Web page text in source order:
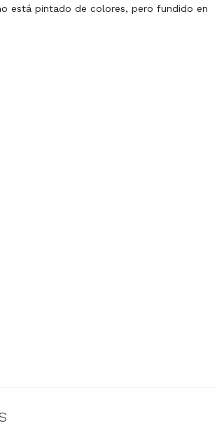
está pintado de colores, pero fundido en